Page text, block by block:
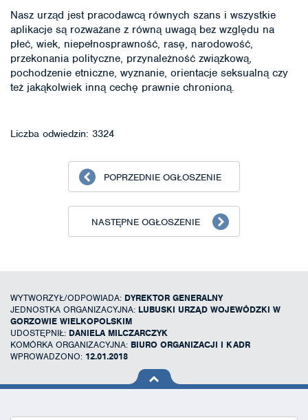
Nasz urząd jest pracodawcą równych szans i wszystkie
aplikacje są rozważane z równą uwagą bez względu na
płeć, wiek, niepełnosprawność, rasę, narodowość,
przekonania polityczne, przynależność związkową,
pochodzenie etniczne, wyznanie, orientacje seksualną czy
też jakąkolwiek inną cechę prawnie chronioną.
Liczba odwiedzin: 3324
POPRZEDNIE OGŁOSZENIE
NASTĘPNE OGŁOSZENIE
WYTWORZYŁ/ODPOWIADA: DYREKTOR GENERALNY
JEDNOSTKA ORGANIZACYJNA: LUBUSKI URZĄD WOJEWÓDZKI W
GORZOWIE WIELKOPOLSKIM
UDOSTĘPNIŁ: DANIELA MILCZARCZYK
KOMÓRKA ORGANIZACYJNA: BIURO ORGANIZACJI I KADR
WPROWADZONO: 12.01.2018
na górę